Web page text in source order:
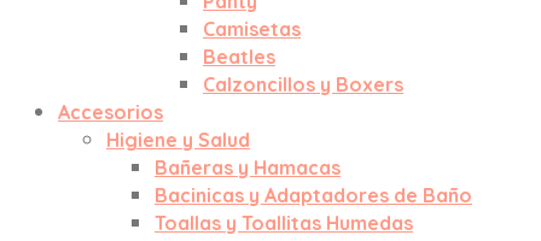
Camisetas
Beatles
Calzoncillos y Boxers
Accesorios
Higiene y Salud
Bañeras y Hamacas
Bacinicas y Adaptadores de Baño
Toallas y Toallitas Humedas